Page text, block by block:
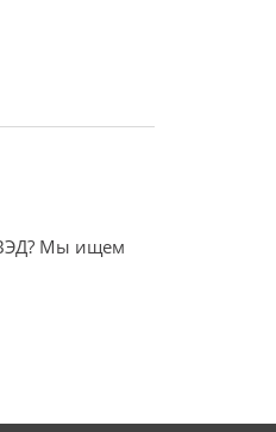
ВЭД? Мы ищем